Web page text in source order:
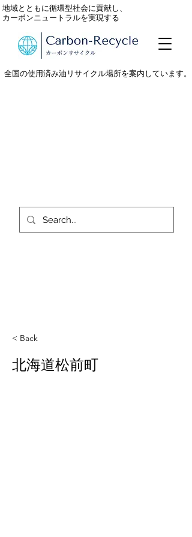
全国の使用済み油リサイクル場所を案内しています。
地域とともに循環型社会に貢献し、
カーボンニュートラルを実現する
< Back
北海道松前町